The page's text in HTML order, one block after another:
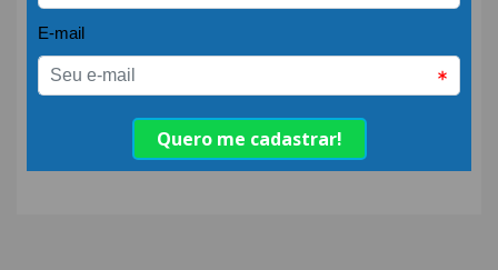
20.DEZ.18 | POR: ABIH-SC
Votação dos Melhores
Fornecedores da
Hotelaria 2018